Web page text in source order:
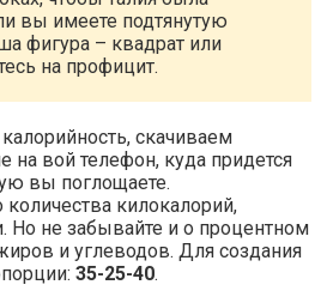
вы имеете подтянутую
фигура – квадрат или
на профицит.
скачиваем
на вой телефон, куда придется
вы поглощаете.
килокалорий,
Но не забывайте и о процентном
и углеводов. Для создания
35-25-40.